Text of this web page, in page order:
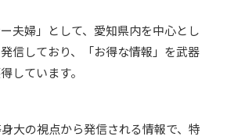
ー夫婦」として、愛知県内を中心とし
信しており、「お得な情報」を武器
しています。
大の視点から発信される情報で、特